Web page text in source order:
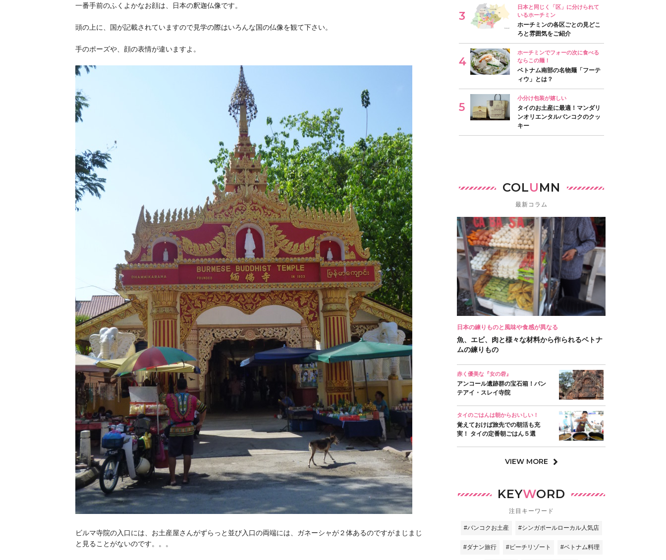
一番手前のふくよかなお顔は、日本の釈迦仏像です。
頭の上に、国が記載されていますので見学の際はいろんな国の仏像を観て下さい。
手のポーズや、顔の表情が違いますよ。
ビルマ寺院の入口には、お土産屋さんがずらっと並び入口の両端には、ガネーシャが２体あるのですがまじまじ
と見ることがないのです。。。
日本と同じく「区」に分けられて
いるホーチミン
ホーチミンの各区ごとの見どこ
ろと雰囲気をご紹介
ホーチミンでフォーの次に食べる
ならこの麺！
ベトナム南部の名物麺「フーテ
ィウ」とは？
小分け包装が嬉しい
タイのお土産に最適！マンダリ
ンオリエンタルバンコクのクッ
キー
COLUMN
最新コラム
日本の練りものと風味や食感が異なる
魚、エビ、肉と様々な材料から作られるベトナ
ムの練りもの
赤く優美な『女の砦』
アンコール遺跡群の宝石箱！バン
テアイ・スレイ寺院
タイのごはんは朝からおいしい！
覚えておけば旅先での朝活も充
実！ タイの定番朝ごはん５選
VIEW MORE
KEYWORD
注目キーワード
#バンコクお土産 #シンガポールローカル人気店
#ダナン旅行 #ビーチリゾート #ベトナム料理